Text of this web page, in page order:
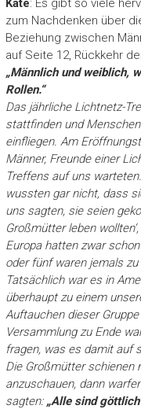
Kate: Es gibt so viele
zum Nachdenken über
Beziehung zwischen
auf Seite 12, Rückkehr
„Männlich und weiblich,
Rollen.“
Das jährliche Lichtnetz-
stattfinden und
einfliegen. Am
Männer, Freunde einer
Treffens auf uns
wussten gar nicht, dass
uns sagten, sie seien
Großmütter leben
Europa hatten zwar
oder fünf waren jemals
Tatsächlich war es in
überhaupt zu einem
Auftauchen dieser
Versammlung zu Ende
fragen, was es damit auf
Die Großmütter schienen
anzuschauen, dann
sagten: „Alle sind